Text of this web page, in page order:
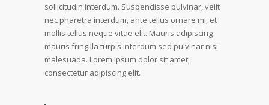
sollicitudin interdum. Suspendisse pulvinar, velit
nec pharetra interdum, ante tellus ornare mi, et
mollis tellus neque vitae elit. Mauris adipiscing
mauris fringilla turpis interdum sed pulvinar nisi
malesuada. Lorem ipsum dolor sit amet,
consectetur adipiscing elit.